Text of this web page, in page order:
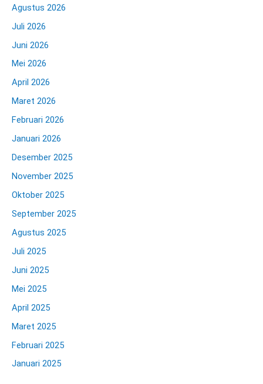
Agustus 2026
Juli 2026
Juni 2026
Mei 2026
April 2026
Maret 2026
Februari 2026
Januari 2026
Desember 2025
November 2025
Oktober 2025
September 2025
Agustus 2025
Juli 2025
Juni 2025
Mei 2025
April 2025
Maret 2025
Februari 2025
Januari 2025